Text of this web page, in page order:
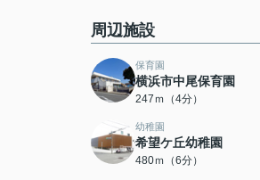
周辺施設
保育園
横浜市中尾保育園
247ｍ（4分）
幼稚園
希望ケ丘幼稚園
480ｍ（6分）